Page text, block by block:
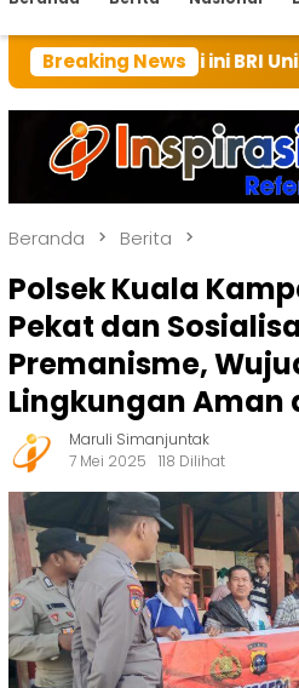
Breaking News
ini BRI Unit Silindung
Beranda Berita
Polsek Kuala
Pekat dan
Premanisme,
Lingkungan Aman
Maruli Simanjuntak
7 Mei 2025
118 Dilihat